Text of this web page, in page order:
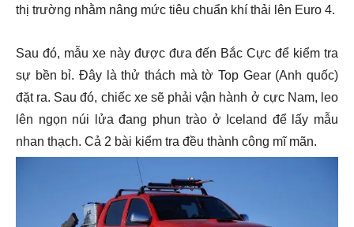
thị trường nhằm nâng mức tiêu chuẩn khí thải lên Euro 4.
Sau đó, mẫu xe này được đưa đến Bắc Cực để kiểm tra
sự bền bỉ. Đây là thử thách mà tờ Top Gear (Anh quốc)
đặt ra. Sau đó, chiếc xe sẽ phải vận hành ở cực Nam, leo
lên ngọn núi lửa đang phun trào ở Iceland để lấy mẫu
nhan thạch. Cả 2 bài kiểm tra đều thành công mĩ mãn.